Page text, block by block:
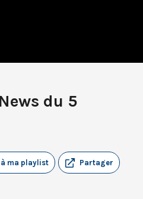
du 5
Partager
ma playlist